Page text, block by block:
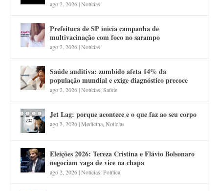
ago 2, 2026|Notícias
Prefeitura de SP inicia campanha de
multivacinação com foco no sarampo
ago 2, 2026|Notícias
Saúde auditiva: zumbido afeta 14% da
população mundial e exige diagnóstico precoce
ago 2, 2026|Notícias ,Saúde
Jet Lag: porque acontece e o que faz ao seu corpo
ago 2, 2026|Medicina ,Notícias
Eleições 2026: Tereza Cristina e Flávio Bolsonaro
negociam vaga de vice na chapa
ago 2, 2026|Notícias ,Política